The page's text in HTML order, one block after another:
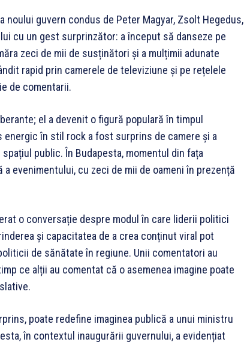
noului guvern condus de Peter Magyar, Zsolt Hegedus,
cu un gest surprinzător: a început să danseze pe
zeci de mii de susținători și a mulțimii adunate
rapid prin camerele de televiziune și pe rețelele
de comentarii.
el a devenit o figură populară în timpul
energic în stil rock a fost surprins de camere și a
public. În Budapesta, momentul din fața
evenimentului, cu zeci de mii de oameni în prezență
o conversație despre modul în care liderii politici
și capacitatea de a crea conținut viral pot
de sănătate în regiune. Unii comentatori au
ce alții au comentat că o asemenea imagine poate
poate redefine imaginea publică a unui ministru
în contextul inaugurării guvernului, a evidențiat